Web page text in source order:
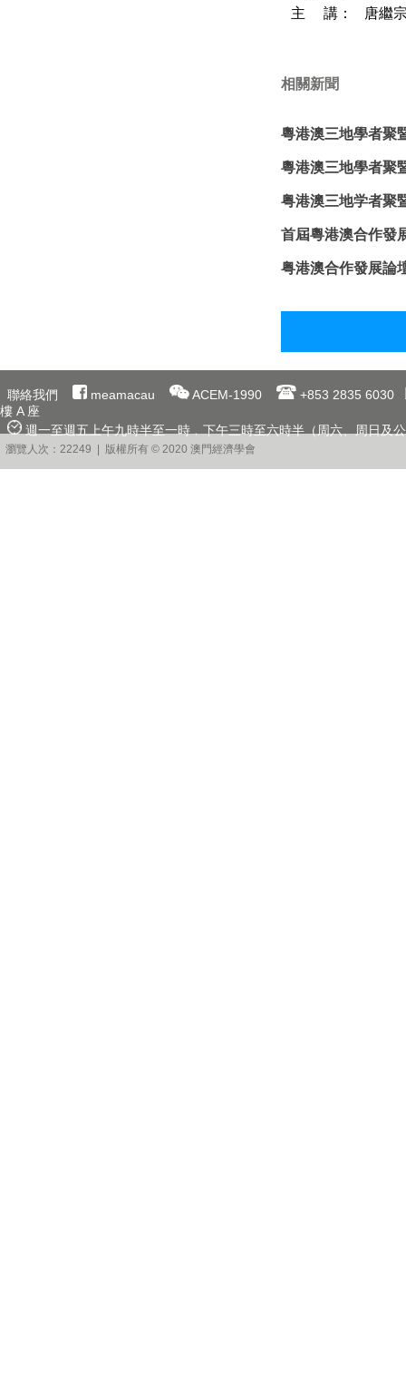
主 講：
唐繼
相關新聞
粵港澳三地學者聚
粵港澳三地學者聚
粤港澳三地学者聚
首屆粵港澳合作發
粤港澳合作發展論
聯絡我們 meamacau ACEM-1990
+853 2835 6030
樓 A 座
週一至週五上午九時半至一時﹐下午三時至六時半（周六、周日及
瀏覽人次：22249 | 版權所有 © 2020 澳門經濟學會